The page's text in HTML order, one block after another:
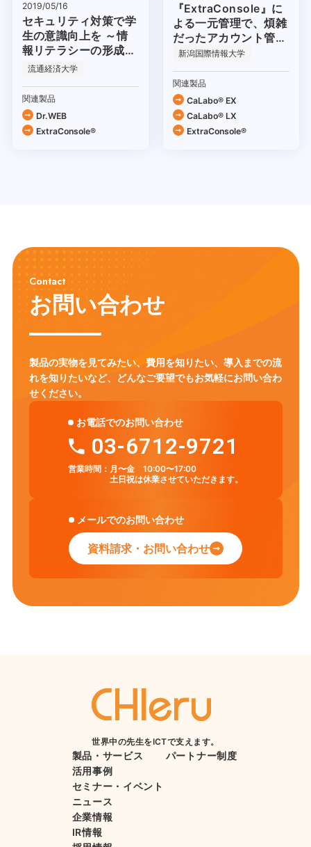
2019/05/16
セキュリティ対策で学
生の意識向上を ～情
報リテラシーの形成を
目指して～
流通経済大学
関連製品
Dr.WEB
ExtraConsole®
『ExtraConsole』に
よる一元管理で、煩雑
だったアカウント管理
も一新！
新潟国際情報大学
関連製品
CaLabo® EX
CaLabo® LX
ExtraConsole®
Contact
お問い合わせ
製品の実物を見てみたい、費用を知りたい、導入までの流
れを知りたいなど、
どんなご要望でもお気軽にお問い合わ
せください。
お電話でのお問い合わせ
03-6712-9721
営業時間： 月〜金 10:00〜17:00
土日祝は休業させていただきます。
メールでのお問い合わせ
資料請求・お問い合わせ
世界中の先生をICTで支えます。
製品・サービス
活用事例
セミナー・イベント
ニュース
企業情報
IR情報
パートナー制度